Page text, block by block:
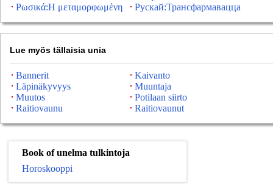
Ρωσικά:Η μεταμορφωμένη
Рускай:Трансфармавацца
Lue myös tällaisia ​​unia
Bannerit
Kaivanto
Läpinäkyvyys
Muuntaja
Muutos
Potilaan siirto
Raitiovaunu
Raitiovaunut
Book of unelma tulkintoja
Horoskooppi